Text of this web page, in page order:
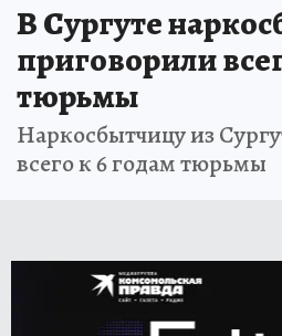
В Сургуте
приговорили
тюрьмы
Наркосбытчицу из
всего к 6 годам тюрьмы